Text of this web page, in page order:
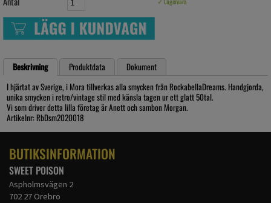
Beskrivning Produktdata
Dokument
I hjärtat av Sverige, i Mora tillverkas alla smycken från RockabellaDreams. Handgjorda,
unika smycken i retro/vintage stil med känsla tagen ur ett glatt 50tal.
Vi som driver detta lilla företag är Anett och sambon Morgan.
Artikelnr: RbDsm2020018
BUTIKSINFORMATION
SWEET POISON
Aspholmsvägen 2
702 27 Örebro